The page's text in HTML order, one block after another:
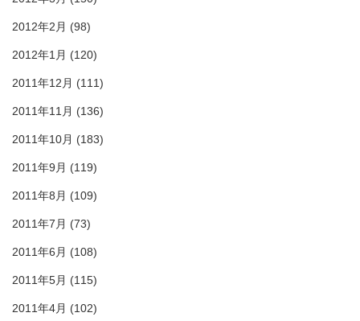
2012年2月 (98)
2012年1月 (120)
2011年12月 (111)
2011年11月 (136)
2011年10月 (183)
2011年9月 (119)
2011年8月 (109)
2011年7月 (73)
2011年6月 (108)
2011年5月 (115)
2011年4月 (102)